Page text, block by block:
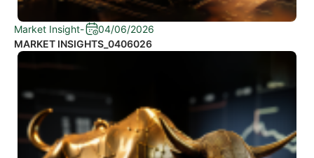
Market Insight-
04/06/2026
MARKET INSIGHTS_0406026